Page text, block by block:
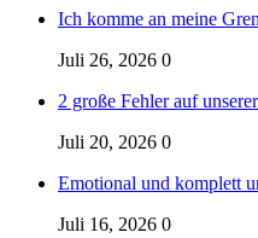
Ich komme an meine
Juli 26, 2026 0
2 große Fehler auf
Juli 20, 2026 0
Emotional und komplett
Juli 16, 2026 0